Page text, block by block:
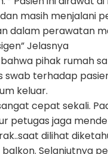
masih menjalani
dalam perawatan
Jelasnya
pihak rumah
swab terhadap
keluar.
cepat sekali.
petugas jaga
dilihat
Selanjutnya